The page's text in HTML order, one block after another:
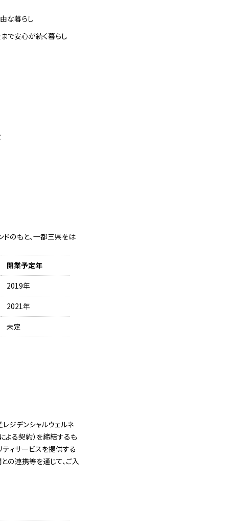
な暮らし
で安心が続く暮らし
ドのもと、一都三県をは
開業予定年
2019年
2021年
未定
ジデンシャルウェルネ
る契約）を締結するも
ティサービスを提供する
の連携等を通じて、ご入